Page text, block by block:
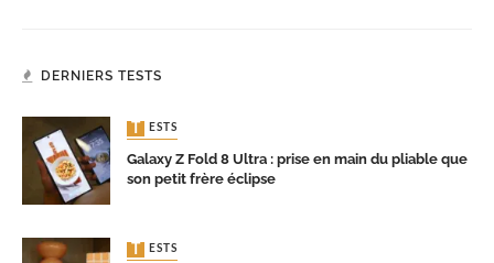
DERNIERS TESTS
TESTS
Galaxy Z Fold 8 Ultra : prise en main du pliable que
son petit frère éclipse
TESTS